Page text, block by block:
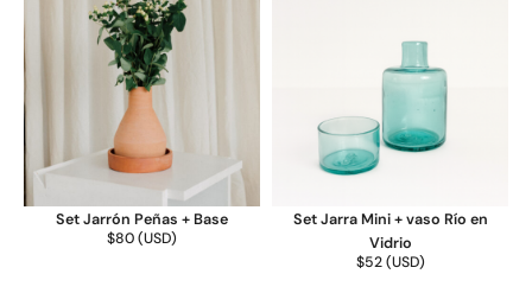
Set Jarrón Peñas + Base
$80(USD)
Set Jarra Mini + vaso Río en
Vidrio
$52(USD)